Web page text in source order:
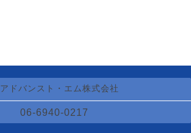
アドバンスト・エム株式会社
06-6940-0217